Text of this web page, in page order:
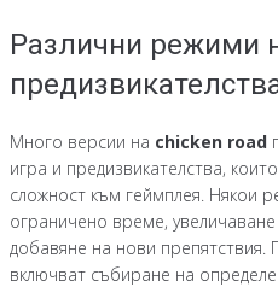
Различни режими
Много версии на chicken road
игра и предизвикателства,
сложност към геймплея. Някои
ограничено време,
добавяне на нови препятствия.
включват събиране на